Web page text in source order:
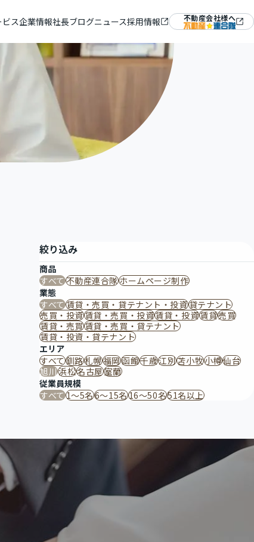
ス
ルズマネージャー』
企業情報
ッション
社長ブログニュース採用情報 不動産会社様へ
絞り込み
商品
すべて不動産連合隊ホームページ制作
業態
すべて賃貸・売買・貸テナント・投資貸テナント
売買・投資賃貸・売買・投資賃貸・投資賃貸売買
賃貸・売買賃貸・売買・貸テナント
賃貸・投資・貸テナント
エリア
すべて釧路札幌福岡函館千歳江別苫小牧小樽仙台
旭川浜松名古屋室蘭
従業員規模
すべて1～5名6～15名16〜50名51名以上